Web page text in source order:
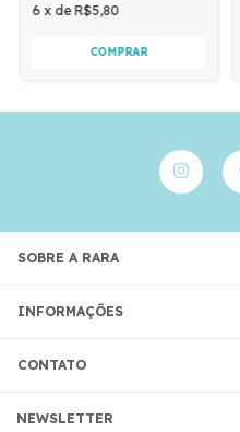
6 x deR$5,80
SOBRE A RARA
INFORMAÇÕES
CONTATO
NEWSLETTER